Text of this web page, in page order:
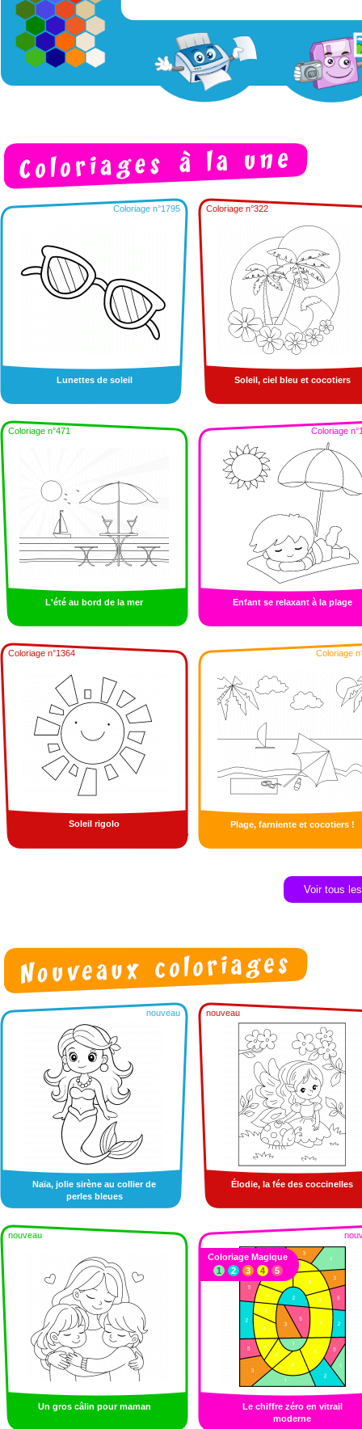
Coloriage n°1795
Lunettes de soleil
Coloriage n°322
Soleil, ciel bleu et cocotiers
Coloriage n°471
L'été au bord de la mer
Coloriage
Enfant se relaxant à la plage
Coloriage n°1364
Soleil rigolo
Coloriage
Plage, farniente et cocotiers !
Voir tous
nouveau
Naïa, jolie sirène au collier de
perles bleues
nouveau
Élodie, la fée des coccinelles
nouveau
Un gros câlin pour maman
Le chiffre zéro en vitrail
moderne
Coloriage Magique
1
2 3 4 5